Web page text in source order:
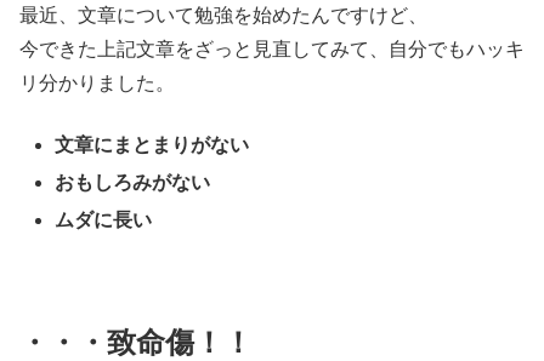
最近、文章について勉強を始めたんですけど、
今できた上記文章をざっと見直してみて、自分でもハッキ
リ分かりました。
文章にまとまりがない
おもしろみがない
ムダに長い
・・・致命傷！！